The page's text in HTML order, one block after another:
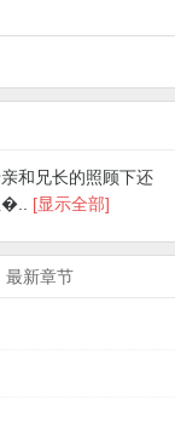
和兄长的照顾下还
�.. [显示全部]
最新章节